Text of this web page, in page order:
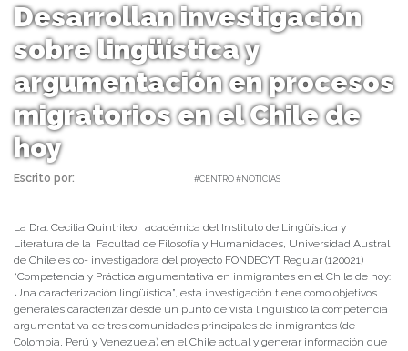
Desarrollan investigación
sobre lingüística y
argumentación en procesos
migratorios en el Chile de
hoy
Escrito por: #CENTRO #NOTICIAS
La Dra. Cecilia Quintrileo, académica del Instituto de Lingüística y
Literatura de la Facultad de Filosofía y Humanidades, Universidad Austral
de Chile es co- investigadora del proyecto FONDECYT Regular (120021)
“Competencia y Práctica argumentativa en inmigrantes en el Chile de hoy:
Una caracterización lingüística”, esta investigación tiene como objetivos
generales caracterizar desde un punto de vista lingüístico la competencia
argumentativa de tres comunidades principales de inmigrantes (de
Colombia, Perú y Venezuela) en el Chile actual y generar información que